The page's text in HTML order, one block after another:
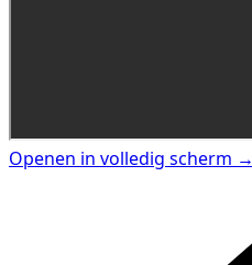
Openen in volledig scherm →